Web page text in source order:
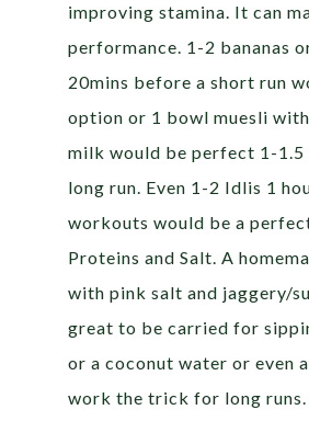
improving stamina. It can
performance. 1-2 bananas
20mins before a short run
option or 1 bowl muesli
milk would be perfect 1-1.5
long run. Even 1-2 Idlis 1
workouts would be a
Proteins and Salt. A
with pink salt and jaggery/
great to be carried for
or a coconut water or even
work the trick for long